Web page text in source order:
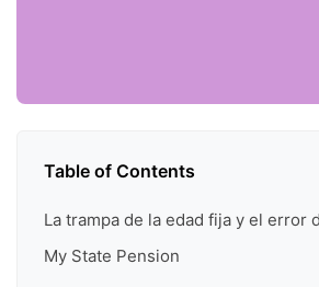
Table of Contents
La trampa de la edad fija y el error
My State Pension